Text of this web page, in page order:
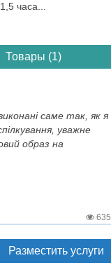
часа...
Товары (1)
саме так, як я
уважне
образ на
635
Разместить услуги